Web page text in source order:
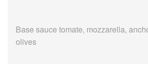
Base sauce tomate, mozzarella,
olives